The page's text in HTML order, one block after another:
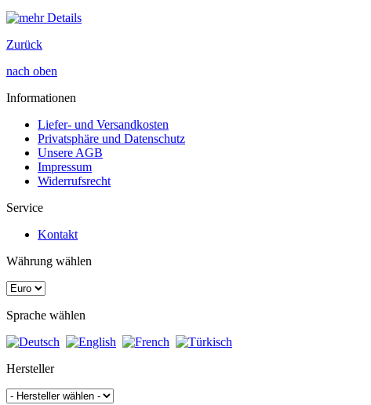
Zurück
nach oben
Informationen
Liefer- und Versandkosten
Privatsphäre und Datenschutz
Unsere AGB
Impressum
Widerrufsrecht
Service
Kontakt
Währung wählen
Sprache wählen
Hersteller